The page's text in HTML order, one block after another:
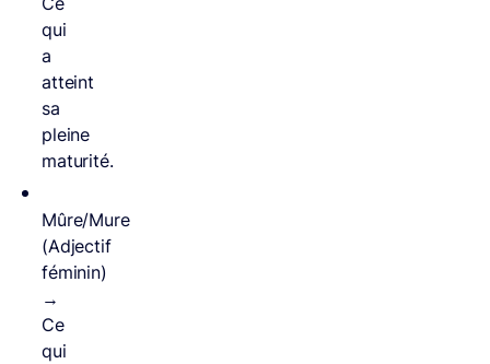
qui
a
atteint
sa
pleine
maturité.
Mûre/Mure
(Adjectif
féminin)
→
Ce
qui